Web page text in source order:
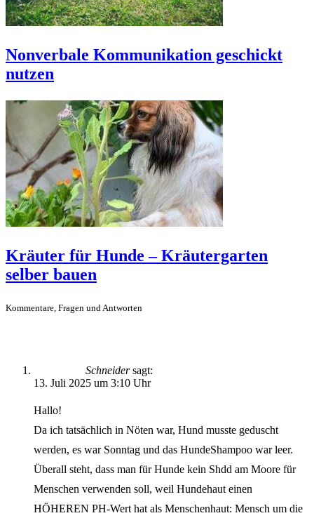
Nonverbale Kommunikation geschickt
nutzen
Kräuter für Hunde – Kräutergarten
selber bauen
Kommentare, Fragen und Antworten
Schneider sagt:
13. Juli 2025 um 3:10 Uhr
Hallo!
Da ich tatsächlich in Nöten war, Hund musste geduscht
werden, es war Sonntag und das HundeShampoo war leer.
Überall steht, dass man für Hunde kein Shdd am Moore für
Menschen verwenden soll, weil Hundehaut einen
HÖHEREN PH-Wert hat als Menschenhaut: Mensch um die